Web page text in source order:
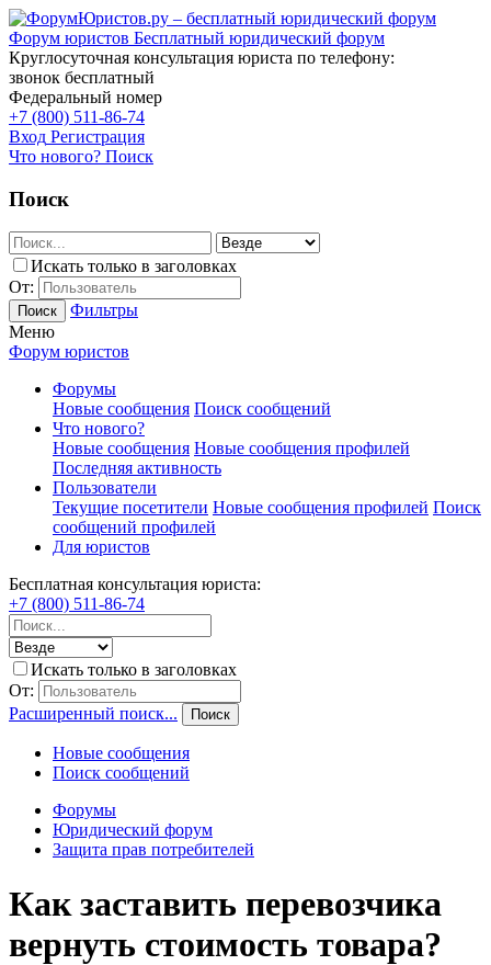
Форум юристов Бесплатный юридический форум
Круглосуточная консультация юриста по телефону:
звонок бесплатный
Федеральный номер
+7 (800) 511-86-74
Вход Регистрация
Что нового? Поиск
Поиск
Искать только в заголовках
От:
Поиск
Фильтры
Меню
Форум юристов
Форумы
Новые сообщения Поиск сообщений
Что нового?
Новые сообщения Новые сообщения профилей
Последняя активность
Пользователи
Текущие посетители Новые сообщения профилей Поиск
сообщений профилей
Для юристов
Бесплатная консультация юриста:
+7 (800) 511-86-74
Искать только в заголовках
От:
Расширенный поиск...
Поиск
Новые сообщения
Поиск сообщений
Форумы
Юридический форум
Защита прав потребителей
Как заставить перевозчика
вернуть стоимость товара?